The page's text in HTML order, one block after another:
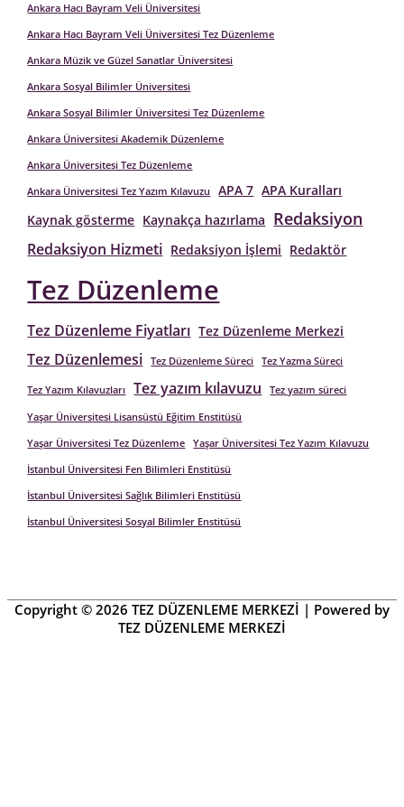
Ankara Hacı Bayram Veli Üniversitesi
Ankara Hacı Bayram Veli Üniversitesi Tez Düzenleme
Ankara Müzik ve Güzel Sanatlar Üniversitesi
Ankara Sosyal Bilimler Üniversitesi
Ankara Sosyal Bilimler Üniversitesi Tez Düzenleme
Ankara Üniversitesi Akademik Düzenleme
Ankara Üniversitesi Tez Düzenleme
Ankara Üniversitesi Tez Yazım Kılavuzu APA 7 APA Kuralları
Kaynak gösterme Kaynakça hazırlama Redaksiyon
Redaksiyon Hizmeti Redaksiyon İşlemi Redaktör
Tez Düzenleme
Tez Düzenleme Fiyatları Tez Düzenleme Merkezi
Tez Düzenlemesi Tez Düzenleme Süreci Tez Yazma Süreci
Tez Yazım Kılavuzları Tez yazım kılavuzu Tez yazım süreci
Yaşar Üniversitesi Lisansüstü Eğitim Enstitüsü
Yaşar Üniversitesi Tez Düzenleme Yaşar Üniversitesi Tez Yazım Kılavuzu
İstanbul Üniversitesi Fen Bilimleri Enstitüsü
İstanbul Üniversitesi Sağlık Bilimleri Enstitüsü
İstanbul Üniversitesi Sosyal Bilimler Enstitüsü
Copyright © 2026 TEZ DÜZENLEME MERKEZİ | Powered by
TEZ DÜZENLEME MERKEZİ